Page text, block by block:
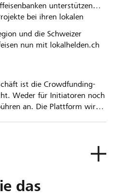
unterstützen
bei ihren lokalen
und die Schweizer
nun mit lokalhelden.ch
ist die Crowdfunding-
Weder für Initiatoren noch
an. Die Plattform wird
das